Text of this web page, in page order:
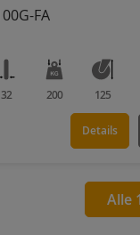
FA
32 200 125
Details
Alle